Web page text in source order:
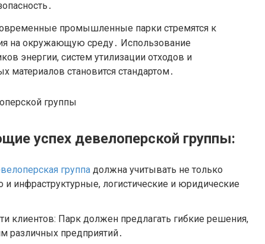
промышленные парки стремятся к
на окружающую среду․ Использование
энергии, систем утилизации отходов и
материалов становится стандартом․
успех девелоперской группы:
группа должна учитывать не только
и инфраструктурные, логистические и юридические
клиентов: Парк должен предлагать гибкие решения,
различных предприятий․